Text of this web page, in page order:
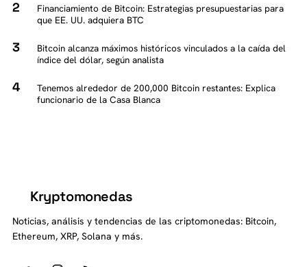
Financiamiento de Bitcoin: Estrategias presupuestarias para
que EE. UU. adquiera BTC
Bitcoin alcanza máximos históricos vinculados a la caída del
índice del dólar, según analista
Tenemos alrededor de 200,000 Bitcoin restantes: Explica
funcionario de la Casa Blanca
Kryptomonedas
Noticias, análisis y tendencias de las criptomonedas: Bitcoin,
Ethereum, XRP, Solana y más.